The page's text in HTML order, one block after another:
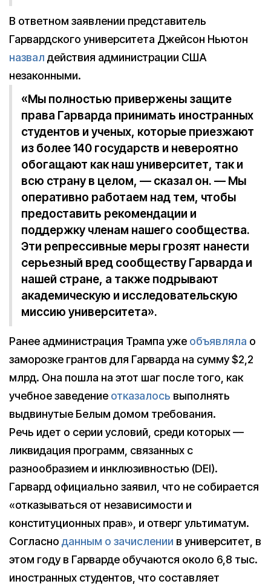
В ответном заявлении представитель
Гарвардского университета Джейсон Ньютон
назвал действия администрации США
незаконными.
«Мы полностью привержены защите
права Гарварда принимать иностранных
студентов и ученых, которые приезжают
из более 140 государств и невероятно
обогащают как наш университет, так и
всю страну в целом, — сказал он. — Мы
оперативно работаем над тем, чтобы
предоставить рекомендации и
поддержку членам нашего сообщества.
Эти репрессивные меры грозят нанести
серьезный вред сообществу Гарварда и
нашей стране, а также подрывают
академическую и исследовательскую
миссию университета».
Ранее администрация Трампа уже объявляла о
заморозке грантов для Гарварда на сумму $2,2
млрд. Она пошла на этот шаг после того, как
учебное заведение отказалось выполнять
выдвинутые Белым домом требования.
Речь идет о серии условий, среди которых —
ликвидация программ, связанных с
разнообразием и инклюзивностью (DEI).
Гарвард официально заявил, что не собирается
«отказываться от независимости и
конституционных прав», и отверг ультиматум.
Согласно данным о зачислении в университет, в
этом году в Гарварде обучаются около 6,8 тыс.
иностранных студентов, что составляет